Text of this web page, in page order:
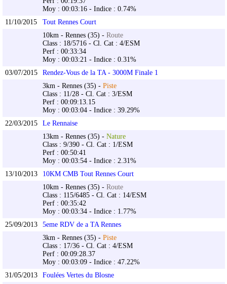
Moy : 00:03:16 - Indice : 0.74%
11/10/2015
Tout Rennes Court
10km - Rennes (35) - Route
Class : 18/5716 - Cl. Cat : 4/ESM
Perf : 00:33:34
Moy : 00:03:21 - Indice : 0.31%
03/07/2015
Rendez-Vous de la TA - 3000M Finale 1
3km - Rennes (35) - Piste
Class : 11/28 - Cl. Cat : 3/ESM
Perf : 00:09:13.15
Moy : 00:03:04 - Indice : 39.29%
22/03/2015
Le Rennaise
13km - Rennes (35) - Nature
Class : 9/390 - Cl. Cat : 1/ESM
Perf : 00:50:41
Moy : 00:03:54 - Indice : 2.31%
13/10/2013
10KM CMB Tout Rennes Court
10km - Rennes (35) - Route
Class : 115/6485 - Cl. Cat : 14/ESM
Perf : 00:35:42
Moy : 00:03:34 - Indice : 1.77%
25/09/2013
5eme RDV de a TA Rennes
3km - Rennes (35) - Piste
Class : 17/36 - Cl. Cat : 4/ESM
Perf : 00:09:28.37
Moy : 00:03:09 - Indice : 47.22%
31/05/2013
Foulées Vertes du Blosne